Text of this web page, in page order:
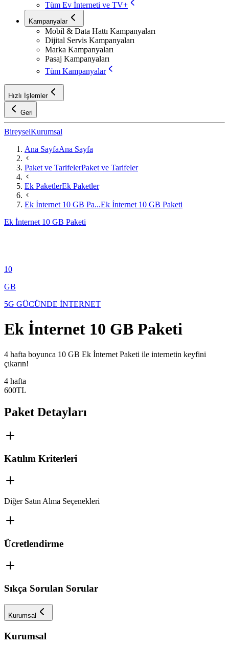
Tüm Ev İnterneti ve TV+
Kampanyalar
Mobil & Data Hattı Kampanyaları
Dijital Servis Kampanyaları
Marka Kampanyaları
Pasaj Kampanyaları
Tüm Kampanyalar
Hızlı İşlemler
Geri
BireyselKurumsal
Ana SayfaAna Sayfa
Paket ve TarifelerPaket ve Tarifeler
Ek PaketlerEk Paketler
Ek İnternet 10 GB Pa...Ek İnternet 10 GB Paketi
Ek İnternet 10 GB Paketi
10
GB
5G GÜCÜNDE İNTERNET
Ek İnternet 10 GB Paketi
​4 hafta boyunca 10 GB Ek İnternet Paketi ile internetin keyfini
çıkarın!
4 hafta
600TL
Paket Detayları
Katılım Kriterleri
Diğer Satın Alma Seçenekleri
Ücretlendirme
Sıkça Sorulan Sorular
Kurumsal
Kurumsal